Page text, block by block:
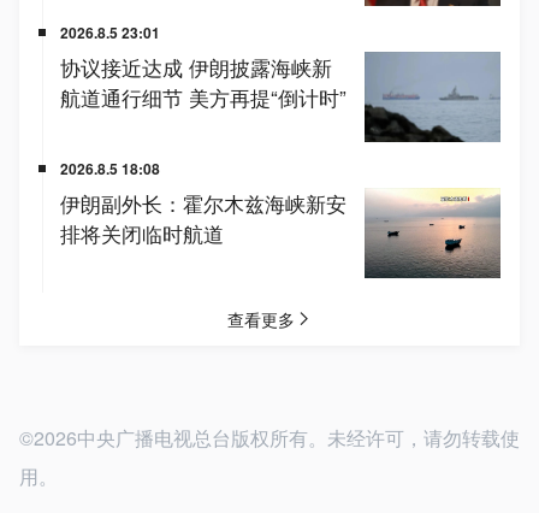
©2026中央广播电视总台版权所有。未经许可，请勿转载使
用。